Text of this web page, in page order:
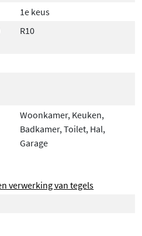
1e keus
R10
Woonkamer, Keuken,
Badkamer, Toilet, Hal,
Garage
verwerking van tegels